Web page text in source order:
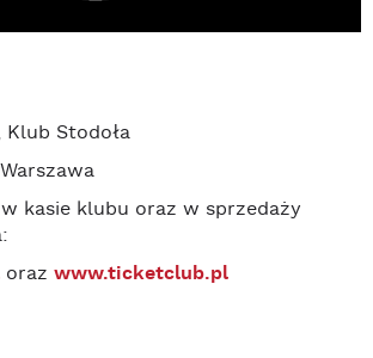
Stodoła
kasie klubu oraz w sprzedaży
oraz www.ticketclub.pl